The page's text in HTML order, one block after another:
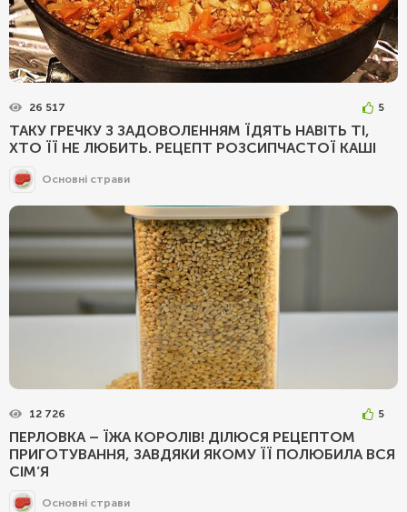
26 517 5
ТАКУ ГРЕЧКУ З ЗАДОВОЛЕННЯМ ЇДЯТЬ НАВІТЬ ТІ,
ХТО ЇЇ НЕ ЛЮБИТЬ. РЕЦЕПТ РОЗСИПЧАСТОЇ КАШІ
Основні страви
12 726 5
ПЕРЛОВКА – ЇЖА КОРОЛІВ! ДІЛЮСЯ РЕЦЕПТОМ
ПРИГОТУВАННЯ, ЗАВДЯКИ ЯКОМУ ЇЇ ПОЛЮБИЛА ВСЯ
СІМ’Я
Основні страви